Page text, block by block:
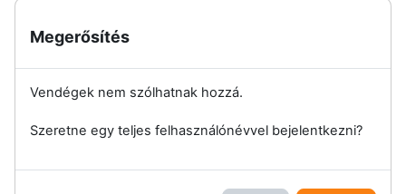
Megerősítés
Vendégek nem szólhatnak hozzá.
Szeretne egy teljes felhasználónévvel bejelentkezni?